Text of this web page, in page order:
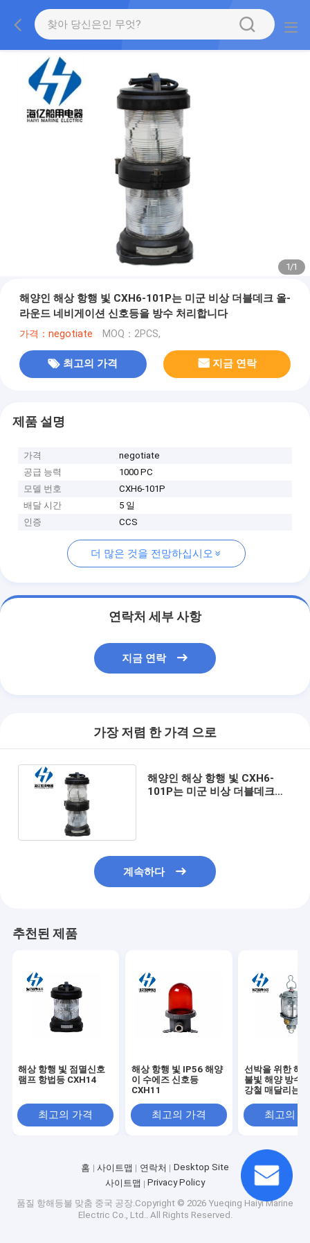
1/1
해양인 해상 항행 빛 CXH6-101P는 미군 비상 더블데크 올-
라운드 네비게이션 신호등을 방수 처리합니다
가격：negotiate MOQ：2PCS,
최고의 가격 지금 연락
제품 설명
가격
negotiate
공급 능력
1000 PC
모델 번호
CXH6-101P
배달 시간
5 일
인증
CCS
더 많은 것을 전망하십시오
연락처 세부 사항
지금 연락
가장 저렴 한 가격 으로
해양인 해상 항행 빛 CXH6-
101P는 미군 비상 더블데크
계속하다
추천된 제품
해상 항행 빛 점멸신호
램프 항법등 CXH14
최고의 가격
해상 항행 빛 IP56 해양
이 수에즈 신호등
CXH11
최고의 가격
선박을 위한 해
불빛 해양 방수
강철 매달리는
최고의
홈 사이트맵 연락처
Desktop Site
사이트맵
Privacy Policy
품질 항해등불 맞춤 중국 공장.Copyright © 2026 Yueqing Haiyi Marine
Electric Co., Ltd.. All Rights Reserved.